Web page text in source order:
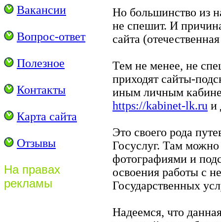
Вакансии
Вопрос-ответ
Полезное
Контакты
Карта сайта
Отзывы
На правах
рекламы
Но большинство из
не спешит. И
сайта
Тем не менее, не
приходят сайты-
иным личным
https://kabinet-lk.ru и
Это своего рода
Госуслуг. Там
фотографиями и
освоения работы с
Государственных
Надеемся, что